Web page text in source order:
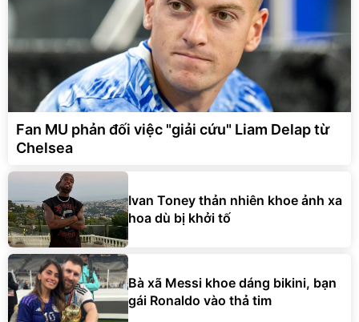
Fan MU phản đối việc "giải cứu" Liam Delap từ
Chelsea
Ivan Toney thản nhiên khoe ảnh xa
hoa dù bị khởi tố
Bà xã Messi khoe dáng bikini, bạn
gái Ronaldo vào thả tim